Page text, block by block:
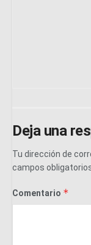
Deja una
Tu dirección de
campos
Comentario *